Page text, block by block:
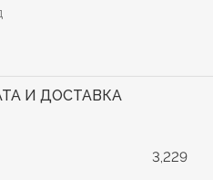
И ДОСТАВКА
3,229